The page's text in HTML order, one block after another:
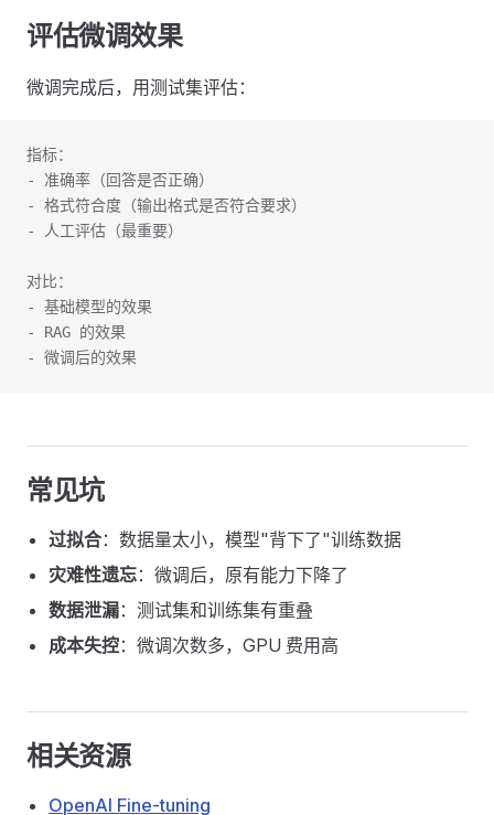
评估微调效果
微调完成后，用测试集评估：
指标：
- 准确率（回答是否正确）
- 格式符合度（输出格式是否符合要求）
- 人工评估（最重要）
对比：
- 基础模型的效果
- RAG 的效果
- 微调后的效果
常见坑
过拟合：数据量太小，模型"背下了"训练数据
灾难性遗忘：微调后，原有能力下降了
数据泄漏：测试集和训练集有重叠
成本失控：微调次数多，GPU 费用高
相关资源
OpenAI Fine-tuning